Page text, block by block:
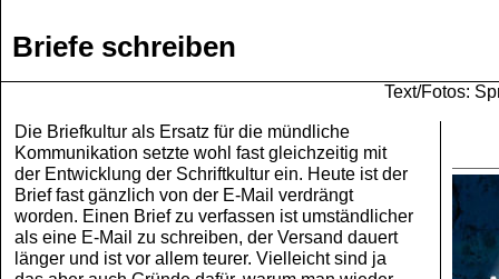
Briefe schreiben
Text/Fotos:
Die Briefkultur als Ersatz für die mündliche
Kommunikation setzte wohl fast gleichzeitig mit
der Entwicklung der Schriftkultur ein. Heute ist der
Brief fast gänzlich von der E-Mail verdrängt
worden. Einen Brief zu verfassen ist umständlicher
als eine E-Mail zu schreiben, der Versand dauert
länger und ist vor allem teurer. Vielleicht sind ja